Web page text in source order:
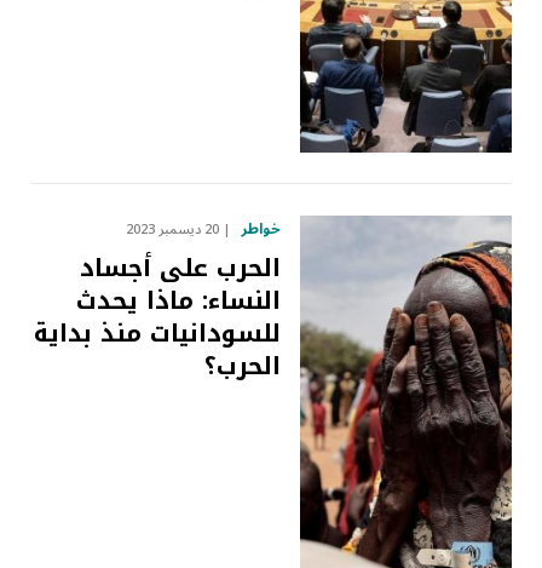
خواطر 20 ديسمبر 2023
الحرب على أجساد
النساء: ماذا يحدث
للسودانيات منذ بداية
الحرب؟